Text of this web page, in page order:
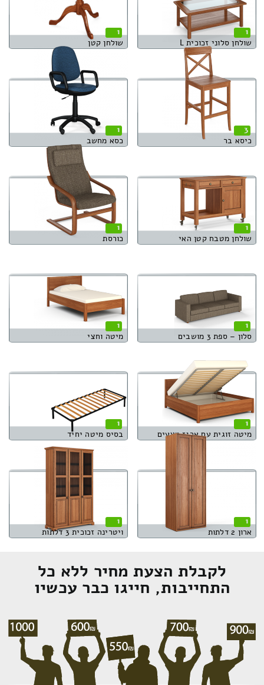
1
שולחן סלוני זכוכית L
1
שולחן קטן
3
כיסא בר
1
כסא מחשב
1
שולחן מטבח קטן האי
1
כורסת
1
סלון – ספת 3 מושבים
1
מיטה וחצי
1
מיטה זוגית עם ארגז מצעים
1
בסיס מיטה יחיד
1
ארון 2 דלתות
1
ויטרינה זכוכית 3 דלתות
לקבלת הצעת מחיר ללא כל
התחייבות, חייגו כבר עכשיו